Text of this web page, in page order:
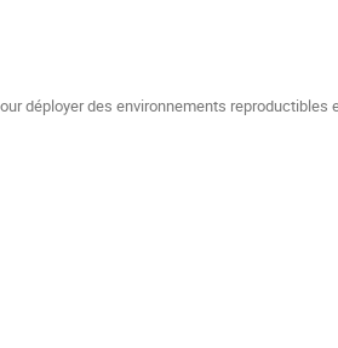
déployer des environnements reproductibles